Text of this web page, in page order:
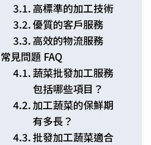
高標準的加工技術
優質的客戶服務
高效的物流服務
常見問題 FAQ
蔬菜批發加工服務
包括哪些項目？
加工蔬菜的保鮮期
有多長？
批發加工蔬菜適合